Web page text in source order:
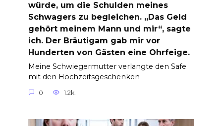
würde, um die Schulden meines
Schwagers zu begleichen. „Das Geld
gehört meinem Mann und mir“, sagte
ich. Der Bräutigam gab mir vor
Hunderten von Gästen eine Ohrfeige.
Meine Schwiegermutter verlangte den Safe
mit den Hochzeitsgeschenken
0 1.2k.